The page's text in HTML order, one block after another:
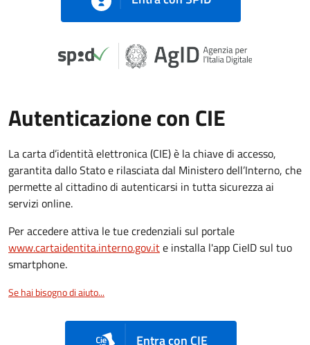
Autenticazione con CIE
La carta d’identità elettronica (CIE) è la chiave di accesso,
garantita dallo Stato e rilasciata dal Ministero dell’Interno, che
permette al cittadino di autenticarsi in tutta sicurezza ai
servizi online.
Per accedere attiva le tue credenziali sul portale
www.cartaidentita.interno.gov.ite installa l'app CieID sul tuo
smartphone.
Se hai bisogno di aiuto...
Entra con CIE